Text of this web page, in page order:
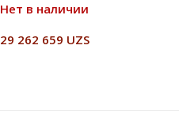
Нет в наличии
29 262 659 UZS